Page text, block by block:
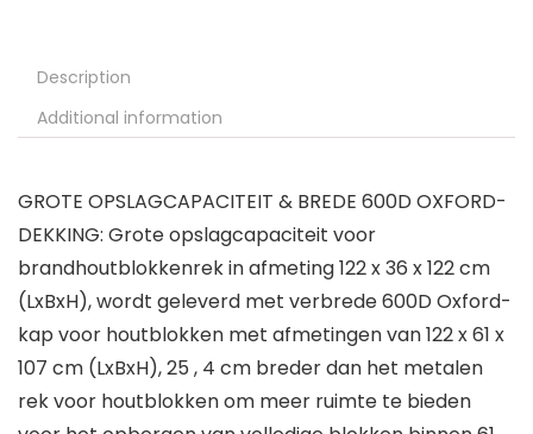
Description
Additional information
GROTE OPSLAGCAPACITEIT & BREDE 600D OXFORD-
DEKKING: Grote opslagcapaciteit voor
brandhoutblokkenrek in afmeting 122 x 36 x 122 cm
(LxBxH), wordt geleverd met verbrede 600D Oxford-
kap voor houtblokken met afmetingen van 122 x 61 x
107 cm (LxBxH), 25 , 4 cm breder dan het metalen
rek voor houtblokken om meer ruimte te bieden